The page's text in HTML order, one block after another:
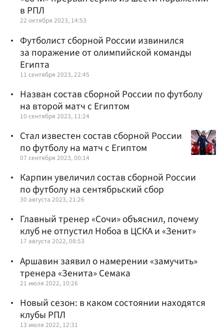
в РПЛ
22 октября 2023, 14:53
Футболист сборной России извинился
за поражение от олимпийской команды
Египта
11 сентября 2023, 22:45
Назван состав сборной России по футболу
на второй матч с Египтом
10 сентября 2023, 11:24
Стал известен состав сборной России
по футболу на матч с Египтом
07 сентября 2023, 00:14
Карпин увеличил состав сборной России
по футболу на сентябрьский сбор
30 августа 2023, 21:26
Главный тренер «Сочи» объяснил, почему
клуб не отпустил Нобоа в ЦСКА и «Зенит»
17 августа 2022, 08:53
Аршавин заявил о намерении «замучить»
тренера «Зенита» Семака
21 июля 2022, 10:26
Новый сезон: в каком состоянии находятся
клубы РПЛ
13 июля 2022, 12:31